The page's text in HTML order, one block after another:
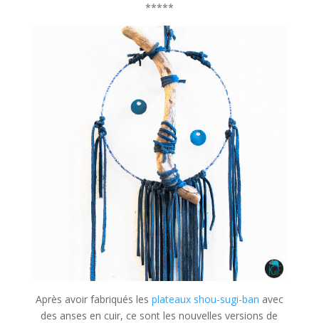
*****
Après avoir fabriqués les plateaux shou-sugi-ban avec
des anses en cuir, ce sont les nouvelles versions de